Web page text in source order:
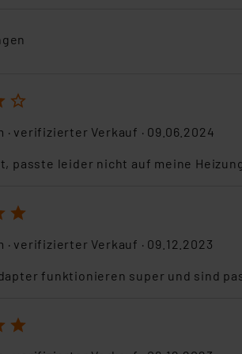
5
· verifizierter Verkauf · 09.06.2024
passte leider nicht auf meine
5
· verifizierter Verkauf · 09.12.2023
funktionieren super und sind
5